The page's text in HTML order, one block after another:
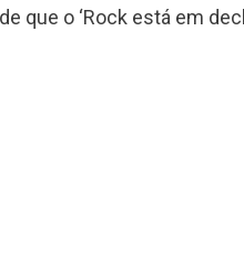
que o ‘Rock está em